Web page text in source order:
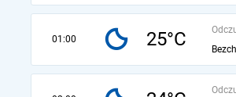
01:00 25°C